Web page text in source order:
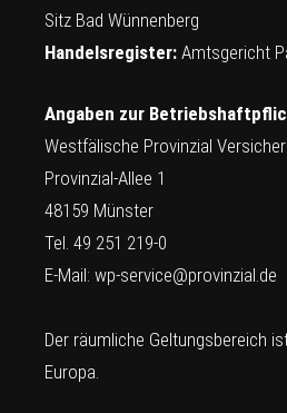
Sitz Bad Wünnenberg
Handelsregister: Amtsgericht
Angaben zur
Westfälische Provinzial
Provinzial-Allee 1
48159 Münster
Tel. 49 251 219-0
E-Mail: wp-service@provinzial.de
Der räumliche Geltungsbereich
Europa.